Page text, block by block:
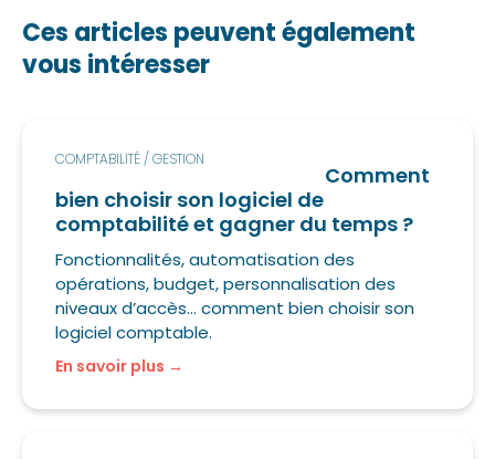
Ces articles peuvent également
vous intéresser
COMPTABILITÉ / GESTION
Comment
bien choisir son logiciel de
comptabilité et gagner du temps ?
Fonctionnalités, automatisation des
opérations, budget, personnalisation des
niveaux d’accès… comment bien choisir son
logiciel comptable.
En savoir plus